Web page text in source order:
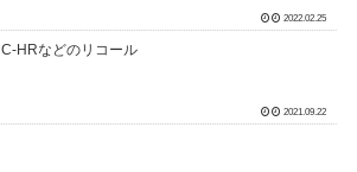
2022.02.25
C-HRなどのリコール
2021.09.22